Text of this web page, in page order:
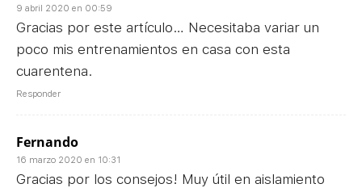
9 abril 2020 en 00:59
Gracias por este artículo… Necesitaba variar un
poco mis entrenamientos en casa con esta
cuarentena.
Responder
Fernando
16 marzo 2020 en 10:31
Gracias por los consejos! Muy útil en aislamiento